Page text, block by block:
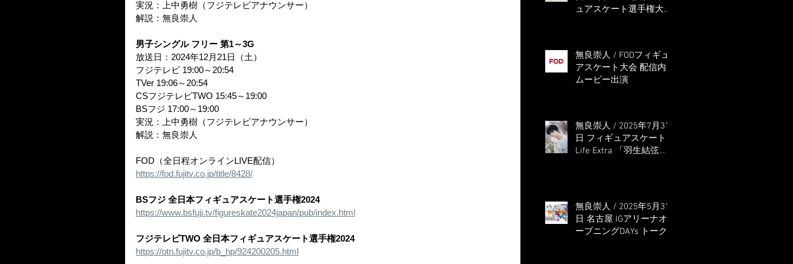
実況：上中勇樹（フジテレビアナウンサー）
解説：無良崇人
男子シングル フリー 第1～3G
放送日：2024年12月21日（土）
フジテレビ 19:00～20:54
TVer 19:06～20:54
CSフジテレビTWO 15:45～19:00
BSフジ 17:00～19:00
実況：上中勇樹（フジテレビアナウンサー）
解説：無良崇人
FOD（全日程オンラインLIVE配信）
https://fod.fujitv.co.jp/title/8428/
BSフジ 全日本フィギュアスケート選手権2024
https://www.bsfuji.tv/figureskate2024japan/pub/index.html
フジテレビTWO 全日本フィギュアスケート選手権2024
https://otn.fujitv.co.jp/b_hp/924200205.html
ュアスケート選手権大会
無良崇人 / FODフィギュ
アスケート大会 配信内
ムービー出演
無良崇人 / 2025年7月31
日 フィギュアスケート
Life Extra 「羽生結弦
無良崇人 / 2025年5月31
日 名古屋 IGアリーナオ
ープニングDAYs トーク